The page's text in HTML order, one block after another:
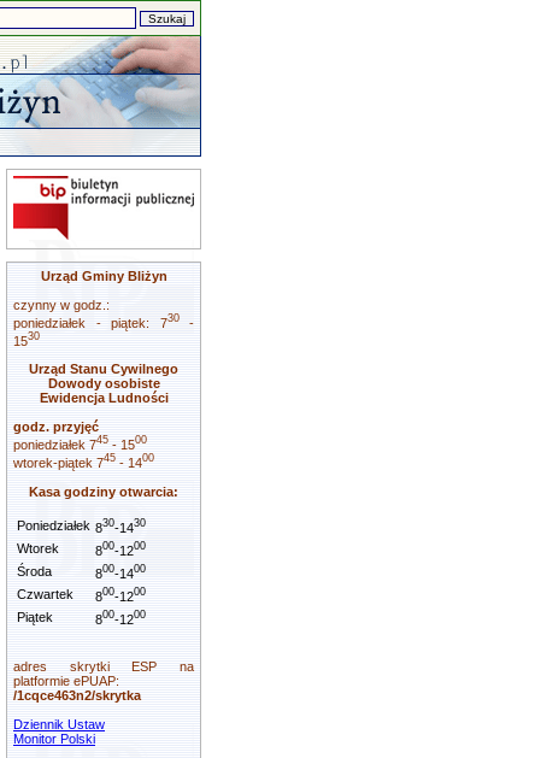
Urząd Gminy Bliżyn
czynny w godz.:
poniedziałek - piątek: 730-
1530
Urząd Stanu Cywilnego
Dowody osobiste
Ewidencja Ludności
godz. przyjęć
poniedziałek 745 - 1500
wtorek-piątek 745 - 1400
Kasa godziny otwarcia:
Poniedziałek 830-1430
Wtorek 800-1200
Środa 800-1400
Czwartek 800-1200
Piątek 800-1200
adres skrytki ESP na
platformie ePUAP:
/1cqce463n2/skrytka
Dziennik Ustaw
Monitor Polski